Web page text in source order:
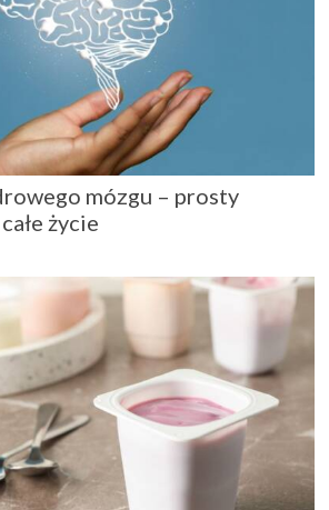
mózgu – prosty
życie